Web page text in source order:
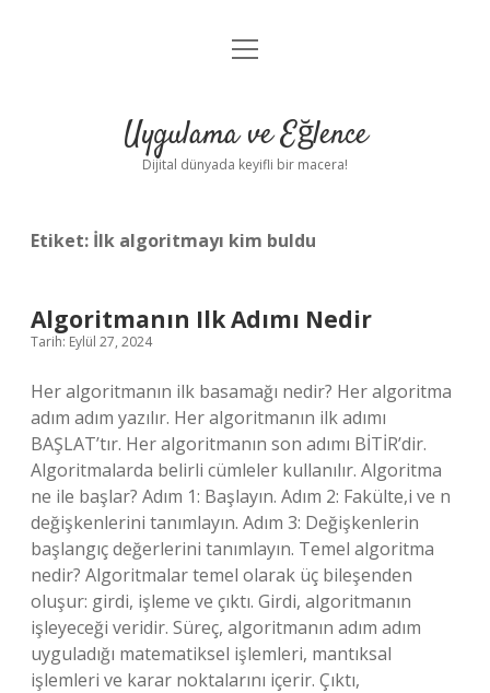
Anasayfa
Yasal Uyarı
menüyü
Uygulama ve Eğlence
Dijital dünyada keyifli bir macera!
Etiket: İlk algoritmayı kim buldu
Algoritmanın Ilk Adımı Nedir
Tarih: Eylül 27, 2024
Her algoritmanın ilk basamağı nedir? Her algoritma
adım adım yazılır. Her algoritmanın ilk adımı
BAŞLAT’tır. Her algoritmanın son adımı BİTİR’dir.
Algoritmalarda belirli cümleler kullanılır. Algoritma
ne ile başlar? Adım 1: Başlayın. Adım 2: Fakülte,i ve n
değişkenlerini tanımlayın. Adım 3: Değişkenlerin
başlangıç ​​değerlerini tanımlayın. Temel algoritma
nedir? Algoritmalar temel olarak üç bileşenden
oluşur: girdi, işleme ve çıktı. Girdi, algoritmanın
işleyeceği veridir. Süreç, algoritmanın adım adım
uyguladığı matematiksel işlemleri, mantıksal
işlemleri ve karar noktalarını içerir. Çıktı,